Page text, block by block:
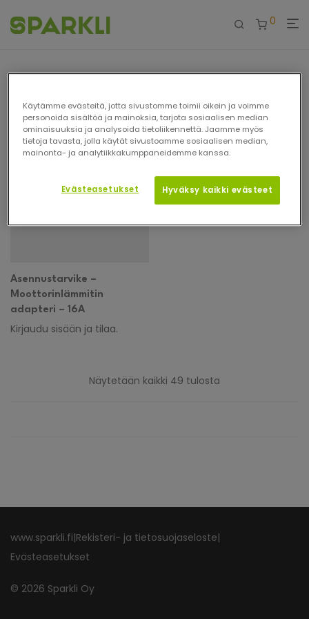
0
Asennustarvike –
Moottorinlämmitin
adapteri – 16A
Kirjaudu sisään ja tilaa.
Näytetään kaikki 49 tulosta
www.sparkli.fi|Rekisteri- ja tietosuojaseloste|
Evästeasetukset
© 2026 Sparkli Oy
Käytämme evästeitä, jotta sivustomme toimii oikein ja voimme
personoida sisältöä ja mainoksia, tarjota sosiaalisen median
ominaisuuksia ja analysoida tietoliikennettä. Jaamme myös
tietoja tavasta, jolla käytät sivustoamme sosiaalisen median,
mainonta- ja analytiikkakumppaneidemme kanssa.
Evästeasetukset Hyväksy kaikki evästeet